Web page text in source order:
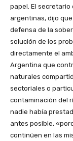
papel. El secretario
argentinas, dijo
defensa de la
solución de los
directamente el
Argentina que
naturales
sectoriales o
contaminación del
nadie había
antes posible,
continúen en las